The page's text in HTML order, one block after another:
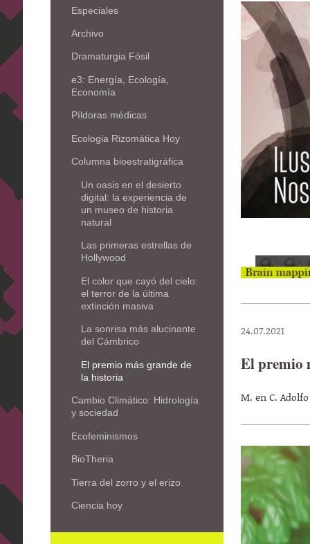
24.07.2021
El premio
M. en C.
Especiales
Archivo
Dramaturgia Fósil
e3: Energía, Ecología,
Economía
Píldoras médicas
Ecologia Rizomática Hoy
Columna bioestratigráfica
Un oasis en el desierto
digital: la experiencia de
un museo de historia
natural
Las primeras estrellas de
Hollywood
El color que cayó del cielo:
el terror de la última
extinción masiva
La sonrisa más alucinante
del Cámbrico
El premio más grande de
la historia
Cambio Climático: Hidrología
y sociedad
Ecofeminismos
BioTheria
Tierra del zorro y el erizo
Ciencia hoy